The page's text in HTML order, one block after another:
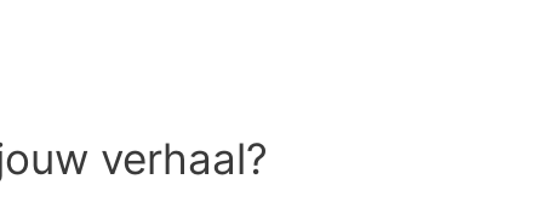
verhaal?